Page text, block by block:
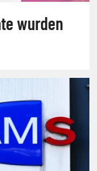
wurden